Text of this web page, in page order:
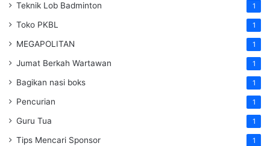
Teknik Lob Badminton 1
Toko PKBL 1
MEGAPOLITAN 1
Jumat Berkah Wartawan 1
Bagikan nasi boks 1
Pencurian 1
Guru Tua 1
Tips Mencari Sponsor 1